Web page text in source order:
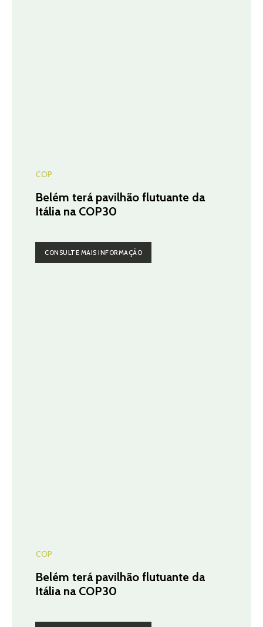
COP
Belém terá pavilhão flutuante da
Itália na COP30
CONSULTE MAIS INFORMAÇÃO
COP
Belém terá pavilhão flutuante da
Itália na COP30